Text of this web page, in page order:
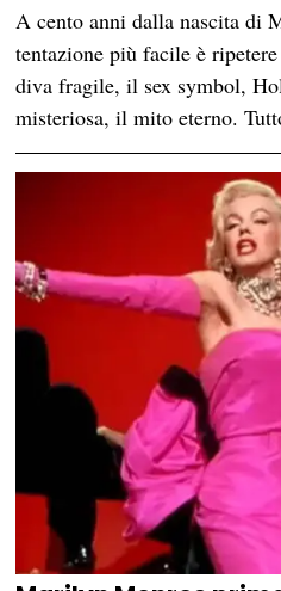
A cento anni dalla nascita di
tentazione più facile è
diva fragile, il sex symbol,
misteriosa, il mito eterno.